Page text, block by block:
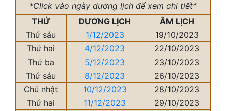
*Click vào ngày dương lịch để xem chi tiết*
THỨ
DƯƠNG LỊCH
ÂM LỊCH
Thứ sáu
1/12/2023
19/10/2023
Thứ hai
4/12/2023
22/10/2023
Thứ ba
5/12/2023
23/10/2023
Thứ sáu
8/12/2023
26/10/2023
Chủ nhật
10/12/2023
28/10/2023
Thứ hai
11/12/2023
29/10/2023